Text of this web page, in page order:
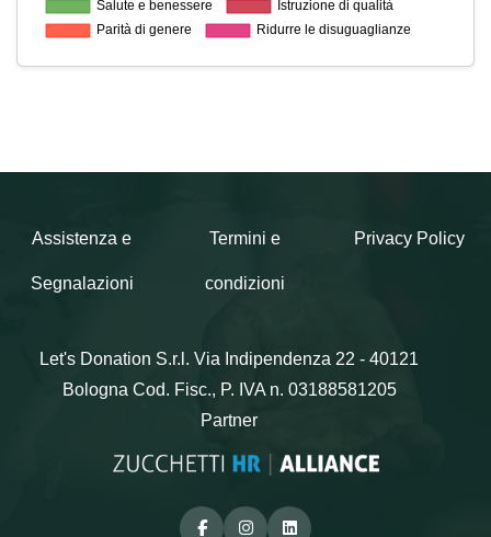
Assistenza e
Segnalazioni
Termini e
condizioni
Privacy Policy
Let's Donation S.r.l. Via Indipendenza 22 - 40121
Bologna Cod. Fisc., P. IVA n. 03188581205
Partner